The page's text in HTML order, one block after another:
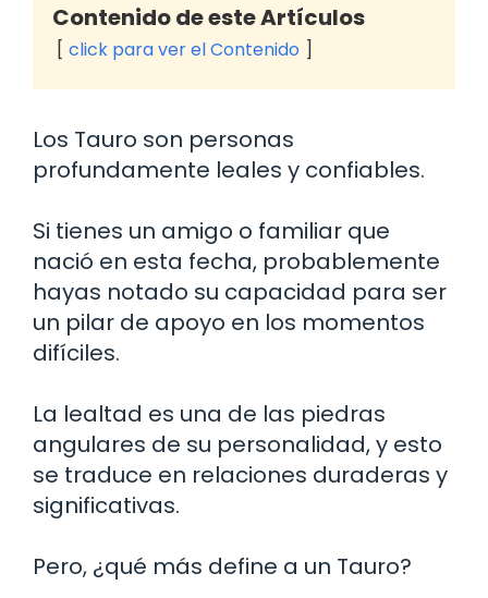
Contenido de este Artículos
click para ver el Contenido
Los Tauro son personas
profundamente leales y confiables.
Si tienes un amigo o familiar que
nació en esta fecha, probablemente
hayas notado su capacidad para ser
un pilar de apoyo en los momentos
difíciles.
La lealtad es una de las piedras
angulares de su personalidad, y esto
se traduce en relaciones duraderas y
significativas.
Pero, ¿qué más define a un Tauro?